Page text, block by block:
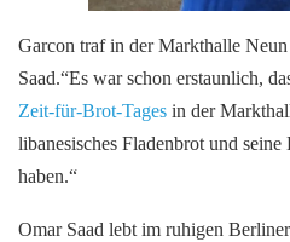
Garcon traf in der Markthalle
Saad.“Es war schon erstaunlich,
Zeit-für-Brot-Tages in der
libanesisches Fladenbrot und
haben.“
Omar Saad lebt im ruhigen